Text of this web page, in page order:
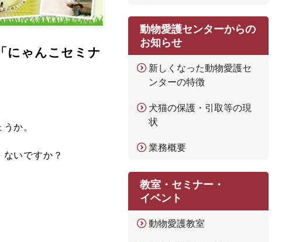
にゃんこセミナ
か。
いですか？
動物愛護センターからの
お知らせ
新しくなった動物愛護セ
ンターの特徴
犬猫の保護・引取等の現
状
業務概要
教室・セミナー・
イベント
動物愛護教室